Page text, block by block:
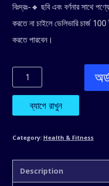
বিঃদ্রঃ-🔸 ছবি এবং বর্ণনার সাথে
করতে না চাইলে ডেলিভারি চার্জ 100
করতে পারবেন।
Wall
Repair
500
ব্যাগে রাখুন
Category: Health & Fitness
Description